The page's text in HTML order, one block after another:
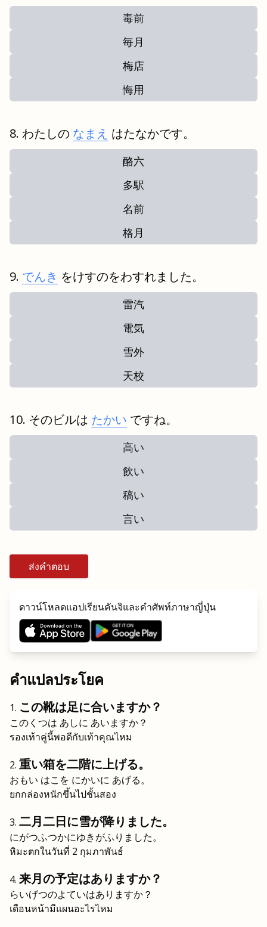
毒前
毎月
梅店
悔用
わたしの なまえ はたなかです。
酪六
多駅
名前
格月
でんき をけすのをわすれました。
雷汽
電気
雪外
天校
そのビルは たかい ですね。
高い
飲い
稿い
言い
ส่งคำตอบ
ดาวน์โหลดแอปเรียนคันจิและคำศัพท์ภาษาญี่ปุ่น
คำแปลประโยค
この靴は足に合いますか？
このくつは あしに あいますか？
รองเท้าคู่นี้พอดีกับเท้าคุณไหม
重い箱を二階に上げる。
おもい はこを にかいに あげる。
ยกกล่องหนักขึ้นไปชั้นสอง
二月二日に雪が降りました。
にがつふつかにゆきがふりました。
หิมะตกในวันที่ 2 กุมภาพันธ์
来月の予定はありますか？
らいげつのよていはありますか？
เดือนหน้ามีแผนอะไรไหม